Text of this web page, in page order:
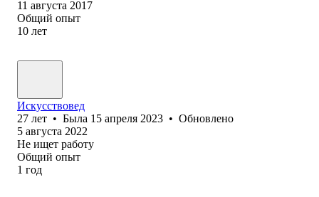
11 августа 2017
Общий опыт
10 лет
Искусствовед
27 лет • Была 15 апреля 2023 • Обновлено
5 августа 2022
Не ищет работу
Общий опыт
1 год